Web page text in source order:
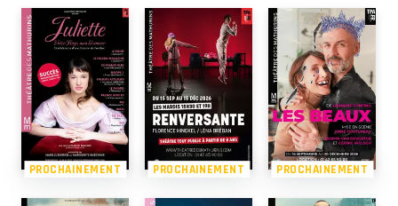
PROCHAINEMENT PROCHAINEMENT PROCHAINEMENT